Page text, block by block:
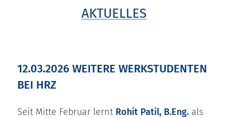
AKTUELLES
12.03.2026 WEITERE WERKSTUDENTEN
BEI HRZ
Seit Mitte Februar lernt Rohit Patil, B.Eng. als